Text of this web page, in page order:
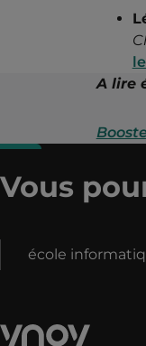
A lire
Vous
école